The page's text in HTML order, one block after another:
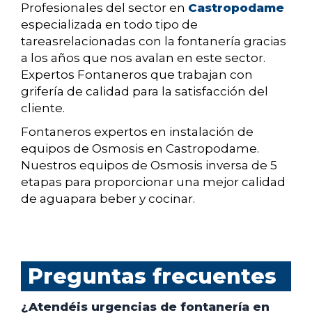
Profesionales del sector en Castropodame
especializada en todo tipo de
tareasrelacionadas con la fontanería gracias
a los años que nos avalan en este sector.
Expertos Fontaneros que trabajan con
grifería de calidad para la satisfacción del
cliente.
Fontaneros expertos en instalación de
equipos de Osmosis en Castropodame.
Nuestros equipos de Osmosis inversa de 5
etapas para proporcionar una mejor calidad
de aguapara beber y cocinar.
Preguntas frecuentes
¿Atendéis urgencias de fontanería en